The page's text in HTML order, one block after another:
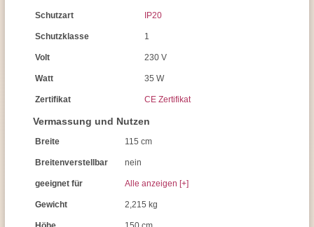
Schutzart IP20
Schutzklasse 1
Volt 230 V
Watt 35 W
Zertifikat CE Zertifikat
Vermassung und Nutzen
Breite 115 cm
Breitenverstellbar nein
geeignet für Alle anzeigen [+]
Gewicht 2,215 kg